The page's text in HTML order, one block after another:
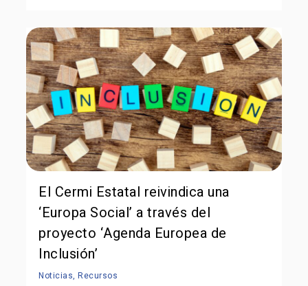
El Cermi Estatal reivindica una
‘Europa Social’ a través del
proyecto ‘Agenda Europea de
Inclusión’
Noticias,Recursos